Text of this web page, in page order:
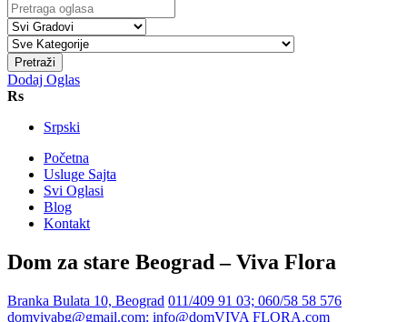
Pretraži
Dodaj Oglas
Rs
Srpski
Početna
Usluge Sajta
Svi Oglasi
Blog
Kontakt
Dom za stare Beograd – Viva Flora
Branka Bulata 10, Beograd 011/409 91 03; 060/58 58 576
domvivabg@gmail.com; info@domVIVA FLORA.com